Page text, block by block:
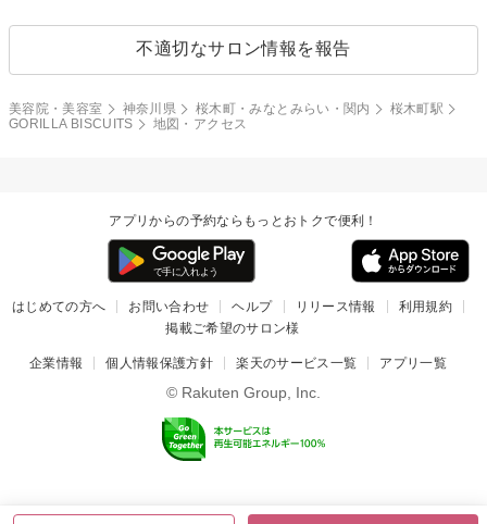
不適切なサロン情報を報告
美容院・美容室 神奈川県 桜木町・みなとみらい・関内
桜木町駅
GORILLA BISCUITS
地図・アクセス
アプリからの予約ならもっとおトクで便利！
はじめての方へ お問い合わせ ヘルプ リリース情報
利用規約
掲載ご希望のサロン様
企業情報 個人情報保護方針 楽天のサービス一覧 アプリ一覧
© Rakuten Group, Inc.